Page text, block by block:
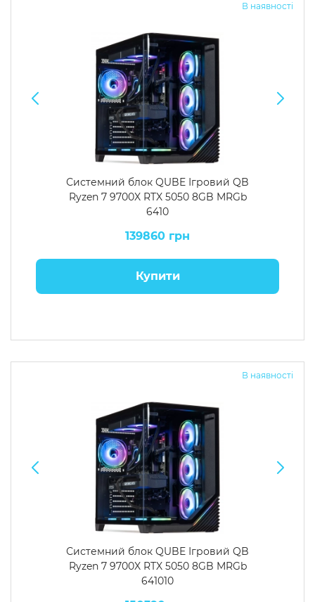
В наявності
Системний блок QUBE Ігровий QB
Ryzen 7 9700X RTX 5050 8GB MRGb
6410
139860 грн
Купити
В наявності
Системний блок QUBE Ігровий QB
Ryzen 7 9700X RTX 5050 8GB MRGb
641010